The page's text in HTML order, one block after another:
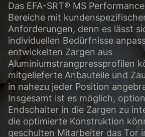
Das EFA-SRT® MS
Bereiche mit
Anforderungen, denn es lässt
individuellen Bedürfnisse
entwickelten Zargen aus
Aluminiumstrangpressprofilen
mitgelieferte Anbauteile und
in nahezu jeder Position
Insgesamt ist es möglich,
Endschalter in die Zargen zu
die optimierte Konstruktion
geschulten Mitarbeiter das Tor
Cookie-Informationen
und Social-Media-Plattformen werden
bedarf der Zugriff auf diese Inhalte keiner
Cookie-Informationen